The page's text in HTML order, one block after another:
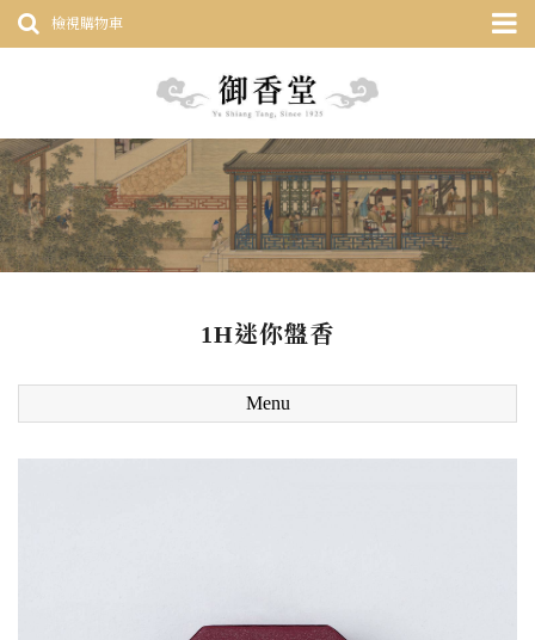
檢視購物車
1H迷你盤香
Menu